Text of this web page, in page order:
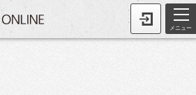
メニュー